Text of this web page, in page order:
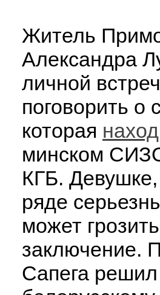
Житель
Александра
личной
поговорить о
которая
минском
КГБ.
ряде
может
заключение.
Сапега решил